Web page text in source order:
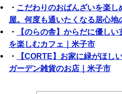
・ こだわりのおばんざいを楽し
屋。何度も通いたくなる居心地
・
【のらの舎】からだに優し
を楽しむカフェ｜米子市
・
【CORTE】お家に緑がほし
ガーデン雑貨のお店｜米子市